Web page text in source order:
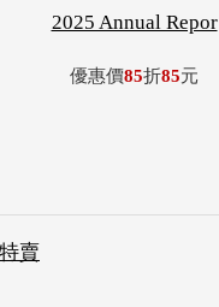
2025 Annual Repor
優惠價85折85元
賣